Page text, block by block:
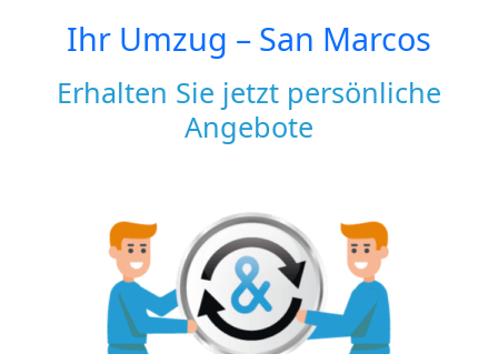
Ihr Umzug – San Marcos
Erhalten Sie jetzt persönliche
Angebote